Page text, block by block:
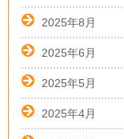
2025年8月
2025年6月
2025年5月
2025年4月